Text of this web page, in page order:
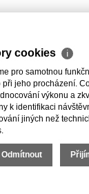
cookies ℹ
pro samotnou
jeho procházení.
výkonu a
k identifikaci
jiných než
Odmítnout